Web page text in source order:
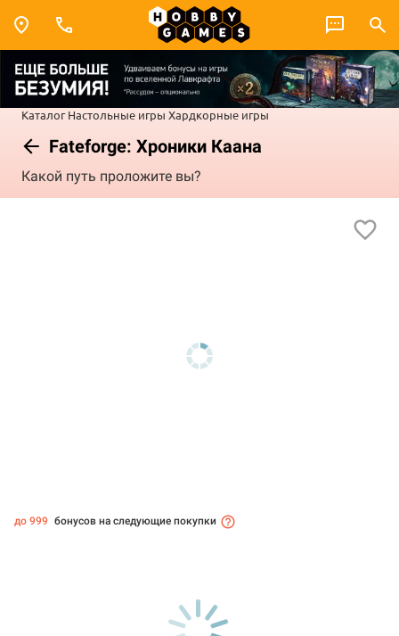
Каталог Настольные игры Хардкорные игры
Fateforge: Хроники Каана
Какой путь проложите вы?
до 999 бонусов на следующие покупки